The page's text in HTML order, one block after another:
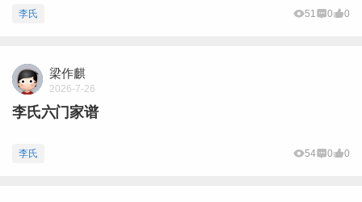
李氏 51 0 0
梁作麒
2026-7-26
李氏六门家谱
李氏 54 0 0